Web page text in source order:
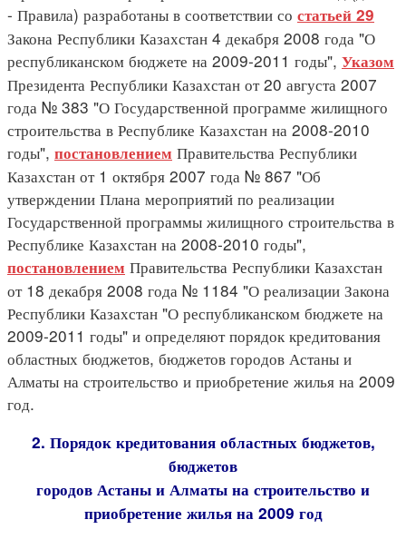
- Правила) разработаны в соответствии со статьей 29
Закона Республики Казахстан 4 декабря 2008 года "О
республиканском бюджете на 2009-2011 годы", Указом
Президента Республики Казахстан от 20 августа 2007
года № 383 "О Государственной программе жилищного
строительства в Республике Казахстан на 2008-2010
годы", постановлением Правительства Республики
Казахстан от 1 октября 2007 года № 867 "Об
утверждении Плана мероприятий по реализации
Государственной программы жилищного строительства в
Республике Казахстан на 2008-2010 годы",
постановлением Правительства Республики Казахстан
от 18 декабря 2008 года № 1184 "О реализации Закона
Республики Казахстан "О республиканском бюджете на
2009-2011 годы" и определяют порядок кредитования
областных бюджетов, бюджетов городов Астаны и
Алматы на строительство и приобретение жилья на 2009
год.
2. Порядок кредитования областных бюджетов,
бюджетов
городов Астаны и Алматы на строительство и
приобретение жилья на 2009 год